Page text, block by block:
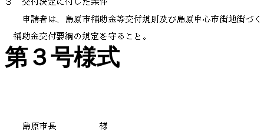
第３号様式